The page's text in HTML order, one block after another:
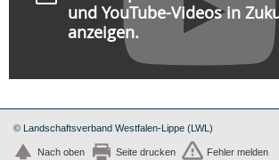
und YouTube-Videos in
anzeigen.
© Landschaftsverband Westfalen-Lippe (LWL)
Nach oben Seite drucken Fehler melden